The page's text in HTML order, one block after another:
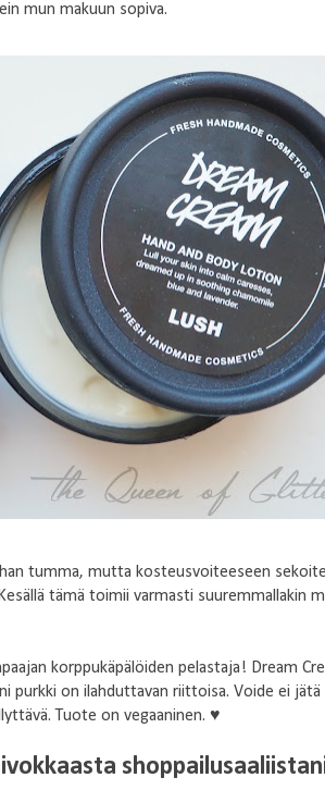
mun makuun sopiva.
tumma, mutta kosteusvoiteeseen
tämä toimii varmasti suuremmallakin
korppukäpälöiden pelastaja! Dream
purkki on ilahduttavan riittoisa. Voide ei
Tuote on vegaaninen. ♥